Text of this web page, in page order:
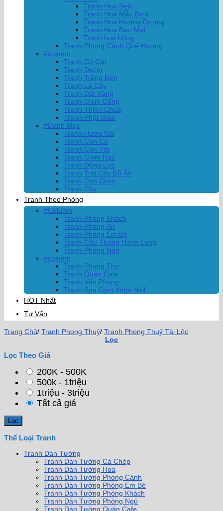
Tranh Hoa Sen
Tranh Hoa Mẫu Đơn
Tranh Hoa Hướng Dương
Tranh Hoa Đào Mai
Tranh hoa hồng
Tranh Phong Cảnh Quê Hương
#column
Tranh Cô Gái
Tranh Decor
Tranh Trắng Đen
Tranh Lá Cây
Tranh Dát Vàng
Tranh Chim Công
Tranh Thiên Chúa
Tranh Phật Giáo
#Danh Mục
Tranh Hươu Nai
Tranh Con Cá
Tranh Con Vật
Tranh Chim Hạc
Tranh Động Lực
Tranh Trái Cây Đồ Ăn
Tranh Con Chim
Tranh Cây
Tranh Theo Phòng
#Column
Tranh Phòng Khách
Tranh Phòng Ăn
Tranh Phòng Em Bé
Tranh Cầu Thang Hành Lang
Tranh Phòng Ngủ
#column
Tranh Phòng Thờ
Tranh Quán Cafe
Tranh Văn Phòng
Tranh Spa Gym Yoga Nail
HOT Nhất
Tư Vấn
Trang Chủ/ Tranh Phong Thuỷ/ Tranh Phong Thuỷ Tài Lộc
Lọc
Lọc Theo Giá
200K - 500K
500k - 1triệu
1triệu - 3triệu
Tất cả giá
Thể Loại Tranh
Tranh Dán Tường
Tranh Dán Tường Cá Chép
Tranh Dán Tường Hoa
Tranh Dán Tường Phong Cảnh
Tranh Dán Tường Phòng Em Bé
Tranh Dán Tường Phòng Khách
Tranh Dán Tường Phòng Ngủ
Tranh Dán Tường Quán Cafe